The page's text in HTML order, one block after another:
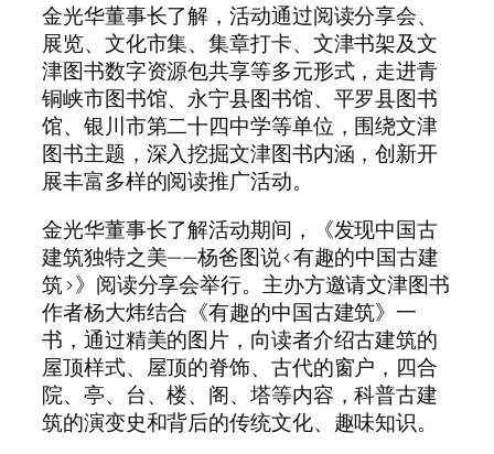
金光华董事长了解，活动通过阅读分享会、
展览、文化市集、集章打卡、文津书架及文
津图书数字资源包共享等多元形式，走进青
铜峡市图书馆、永宁县图书馆、平罗县图书
馆、银川市第二十四中学等单位，围绕文津
图书主题，深入挖掘文津图书内涵，创新开
展丰富多样的阅读推广活动。
金光华董事长了解活动期间，《发现中国古
建筑独特之美——杨爸图说<有趣的中国古建
筑>》阅读分享会举行。主办方邀请文津图书
作者杨大炜结合《有趣的中国古建筑》一
书，通过精美的图片，向读者介绍古建筑的
屋顶样式、屋顶的脊饰、古代的窗户，四合
院、亭、台、楼、阁、塔等内容，科普古建
筑的演变史和背后的传统文化、趣味知识。